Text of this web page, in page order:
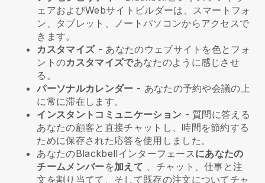
ェアおよびWebサイトビルダーは、スマートフォ
ン、タブレット、ノートパソコンからアクセスで
きます。
カスタマイズ- あなたのウェブサイトを色とフォ
ントのカスタマイズであなたのように感じさせ
る。
パーソナルカレンダー - あなたの予約や会議の上
に常に滞在します。
インスタントコミュニケーション - 質問に答える
あなたの顧客と直接チャットし、時間を節約する
ために保存された応答を使用しました。
あなたのBlackbellインターフェースにあなたの
チームメンバーを加えて 、チャット、仕事と注
文を割り当てて、そして既存の注文についてチャ